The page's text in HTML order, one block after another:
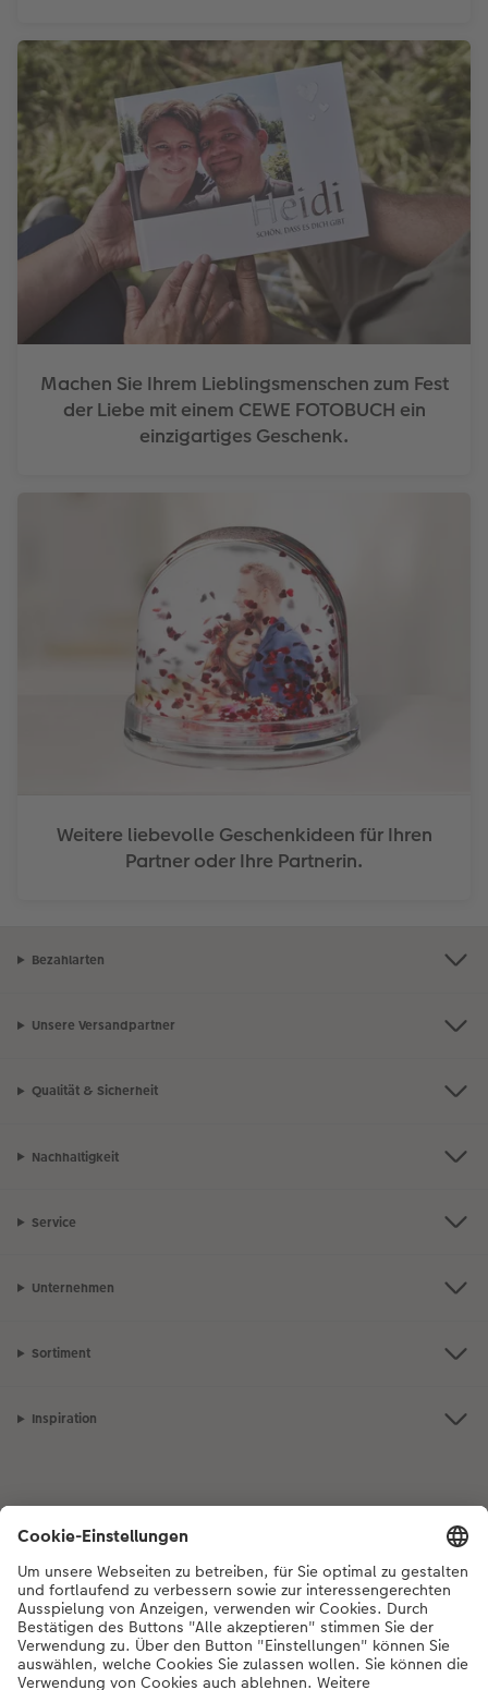
Machen Sie Ihrem Lieblingsmenschen zum Fest
der Liebe mit einem CEWE FOTOBUCH ein
einzigartiges Geschenk.
Weitere liebevolle Geschenkideen für Ihren
Partner oder Ihre Partnerin.
Bezahlarten
Unsere Versandpartner
Qualität & Sicherheit
Nachhaltigkeit
Service
Unternehmen
Sortiment
Inspiration
Bei Fragen zu Produkten oder der Bestellung können Sie uns gerne von
Montag bis Samstag von 8:00 – 20:00 Uhr und Sonntag von 10:00 –
20:00 Uhr (gesetzliche Feiertage ausgenommen) unter der
Telefonnummer044 499 01 21kontaktieren.
DE| FR|IT